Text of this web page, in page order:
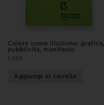
Colore come illusione: grafica,
pubblicità, manifesto
5,00€
Aggiungi al carrello